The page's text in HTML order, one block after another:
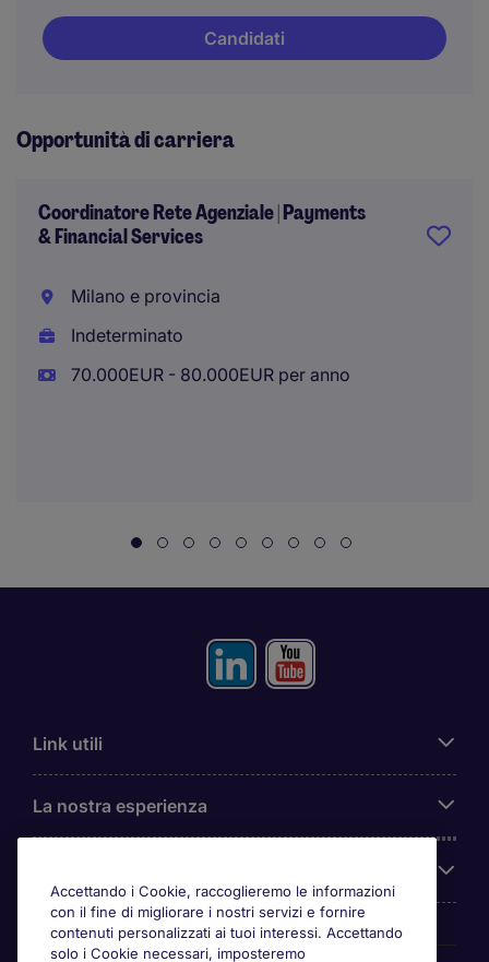
Candidati
Opportunità di carriera
Coordinatore Rete Agenziale | Payments
& Financial Services
Milano e provincia
Indeterminato
70.000EUR - 80.000EUR per anno
Link utili
La nostra esperienza
Accettando i Cookie, raccoglieremo le informazioni
con il fine di migliorare i nostri servizi e fornire
contenuti personalizzati ai tuoi interessi. Accettando
solo i Cookie necessari, imposteremo